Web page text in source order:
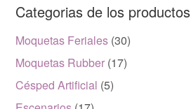
Categorias de los productos
Moquetas Feriales (30)
Moquetas Rubber (17)
Césped Artificial (5)